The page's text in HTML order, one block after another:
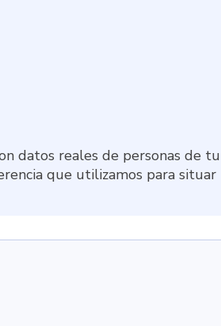
datos reales de personas de tu
que utilizamos para